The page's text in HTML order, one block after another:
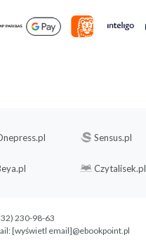
Sensus.pl
Czytalisek.pl
230-98-63
[wyświetl email]@ebookpoint.pl